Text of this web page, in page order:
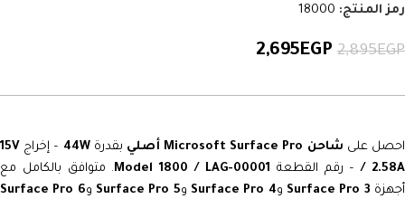
رمز المنتج: 18000
2,895EGP
2,695EGP
احصل على شاحن Microsoft Surface Pro أصلي بقدرة44W – إخراج 15V
/ 2.58A– رقم القطعة Model 1800 / LAG-00001. متوافق بالكامل مع
أجهزة Surface Pro 3 وSurface Pro 4 وSurface Pro 5 وSurface Pro 6